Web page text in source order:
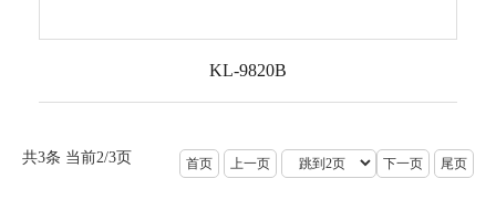
KL-9820B
共3条 当前2/3页 首页 上一页 下一页 尾页